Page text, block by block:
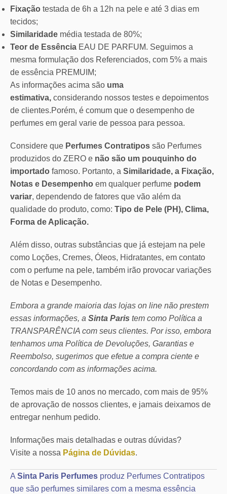
Fixação testada de 6h a 12h na pele e até 3 dias em
tecidos;
Similaridade média testada de 80%;
Teor de Essência EAU DE PARFUM. Seguimos a
mesma formulação dos Referenciados, com 5% a mais
de essência PREMUIM;
As informações acima são uma
estimativa, considerando nossos testes e depoimentos
de clientes.Porém, é comum que o desempenho de
perfumes em geral varie de pessoa para pessoa.
Considere que Perfumes Contratipos são Perfumes
produzidos do ZERO e não são um pouquinho do
importado famoso. Portanto, a Similaridade, a Fixação,
Notas e Desempenho em qualquer perfume podem
variar, dependendo de fatores que vão além da
qualidade do produto, como: Tipo de Pele (PH), Clima,
Forma de Aplicação.
Além disso, outras substâncias que já estejam na pele
como Loções, Cremes, Óleos, Hidratantes, em contato
com o perfume na pele, também irão provocar variações
de Notas e Desempenho.
Embora a grande maioria das lojas on line não prestem
essas informações, a Sinta Paris tem como Política a
TRANSPARÊNCIA com seus clientes. Por isso, embora
tenhamos uma Política de Devoluções, Garantias e
Reembolso, sugerimos que efetue a compra ciente e
concordando com as informações acima.
Temos mais de 10 anos no mercado, com mais de 95%
de aprovação de nossos clientes, e jamais deixamos de
entregar nenhum pedido.
Informações mais detalhadas e outras dúvidas?
Visite a nossa Página de Dúvidas.
A Sinta Paris Perfumes produz Perfumes Contratipos
que são perfumes similares com a mesma essência